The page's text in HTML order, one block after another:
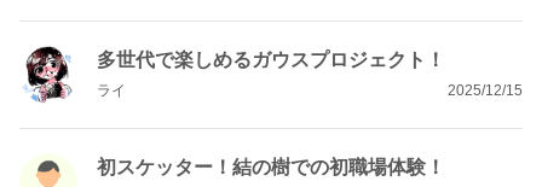
多世代で楽しめるガウスプロジェクト！
ライ 2025/12/15
初スケッター！結の樹での初職場体験！